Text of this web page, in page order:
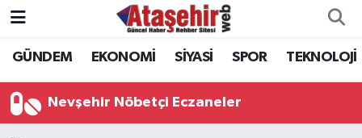
GÜNDEM EKONOMİ SİYASİ SPOR TEKNOLOJİ
Nevşehir Nöbetçi Eczaneler
Hava Durumu
Trafik Durumu